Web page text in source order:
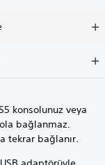
konsolunuz veya
bağlanmaz.
tekrar bağlanır.